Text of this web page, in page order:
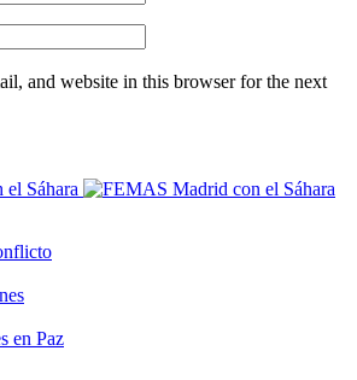
and website in this browser for the next
en Paz